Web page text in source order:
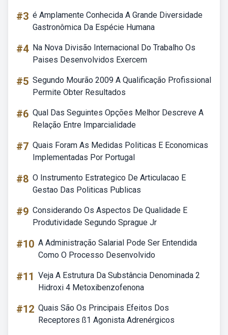
#3 é Amplamente Conhecida A Grande Diversidade
Gastronômica Da Espécie Humana
#4 Na Nova Divisão Internacional Do Trabalho Os
Paises Desenvolvidos Exercem
#5 Segundo Mourão 2009 A Qualificação Profissional
Permite Obter Resultados
#6 Qual Das Seguintes Opções Melhor Descreve A
Relação Entre Imparcialidade
#7 Quais Foram As Medidas Politicas E Economicas
Implementadas Por Portugal
#8 O Instrumento Estrategico De Articulacao E
Gestao Das Politicas Publicas
#9 Considerando Os Aspectos De Qualidade E
Produtividade Segundo Sprague Jr
#10 A Administração Salarial Pode Ser Entendida
Como O Processo Desenvolvido
#11 Veja A Estrutura Da Substância Denominada 2
Hidroxi 4 Metoxibenzofenona
#12 Quais São Os Principais Efeitos Dos
Receptores ß1 Agonista Adrenérgicos